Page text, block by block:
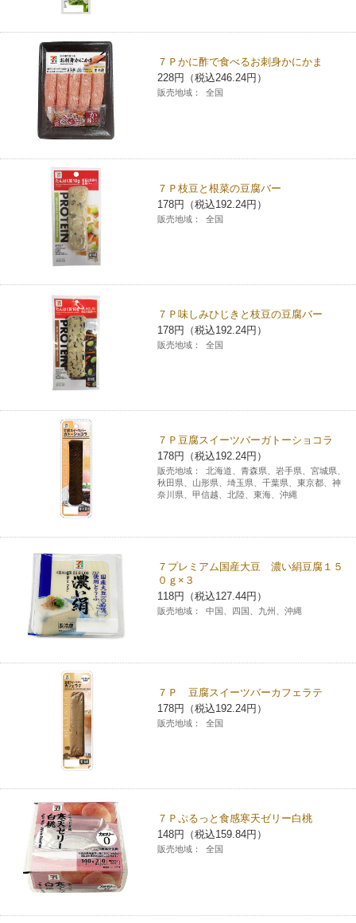
７Ｐかに酢で食べるお刺身かにかま
228円（税込246.24円）
販売地域： 全国
７Ｐ枝豆と根菜の豆腐バー
178円（税込192.24円）
販売地域： 全国
７Ｐ味しみひじきと枝豆の豆腐バー
178円（税込192.24円）
販売地域： 全国
７Ｐ豆腐スイーツバーガトーショコラ
178円（税込192.24円）
販売地域：
北海道、青森県、岩手県、宮城県、
秋田県、山形県、埼玉県、千葉県、東京都、神
奈川県、甲信越、北陸、東海、沖縄
７プレミアム国産大豆 濃い絹豆腐１５
０ｇ×３
118円（税込127.44円）
販売地域： 中国、四国、九州、沖縄
７Ｐ 豆腐スイーツバーカフェラテ
178円（税込192.24円）
販売地域： 全国
７Ｐぷるっと食感寒天ゼリー白桃
148円（税込159.84円）
販売地域： 全国